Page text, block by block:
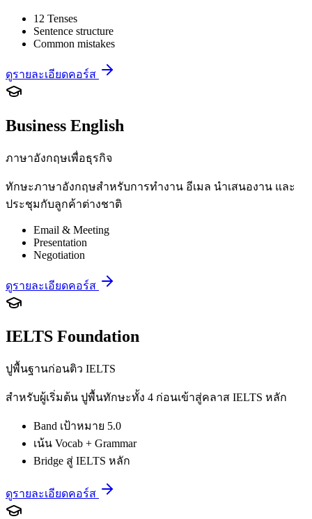
12 Tenses
Sentence structure
Common mistakes
ดูรายละเอียดคอร์ส
Business English
ภาษาอังกฤษเพื่อธุรกิจ
ทักษะภาษาอังกฤษสำหรับการทำงาน อีเมล นำเสนองาน และ
ประชุมกับลูกค้าต่างชาติ
Email & Meeting
Presentation
Negotiation
ดูรายละเอียดคอร์ส
IELTS Foundation
ปูพื้นฐานก่อนติว IELTS
สำหรับผู้เริ่มต้น ปูพื้นทักษะทั้ง 4 ก่อนเข้าสู่คลาส IELTS หลัก
Band เป้าหมาย 5.0
เน้น Vocab + Grammar
Bridge สู่ IELTS หลัก
ดูรายละเอียดคอร์ส